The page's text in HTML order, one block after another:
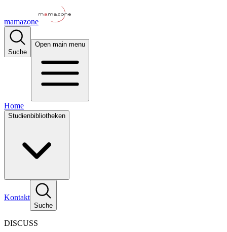
mamazone
Suche
Open main menu
Home
Studienbibliotheken
Kontakt
Suche
DISCUSS